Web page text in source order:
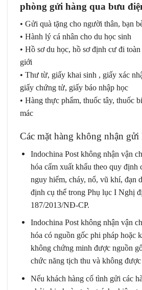
phòng gửi hàng qua bưu
• Gửi quà tặng cho người thân, bạn
• Hành lý cá nhân cho du học sinh
• Hồ sơ du học, hồ sơ định cư đi
giới
• Thư từ, giấy khai sinh , giấy xác
giấy chứng tử, giấy báo nhập học
• Hàng thực phẩm, thuốc tây, thuốc
mác
Các mặt hàng không nhận gửi
Indochina Post không nhận vận
hóa cấm xuất khẩu theo quy định
nguy hiểm, cháy, nổ, vũ khí,
định cụ thể trong Phụ lục I Nghị
187/2013/NĐ-CP.
Indochina Post không nhận vận
hóa có nguồn gốc phi pháp hoặc
không chứng minh được nguồn
chức năng tịch thu và không
Nếu khách hàng cố tình gửi các